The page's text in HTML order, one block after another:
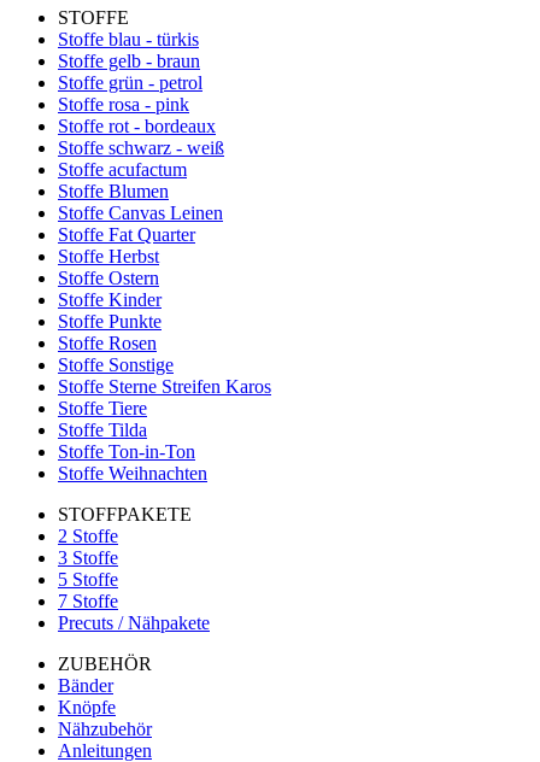
STOFFE
Stoffe blau - türkis
Stoffe gelb - braun
Stoffe grün - petrol
Stoffe rosa - pink
Stoffe rot - bordeaux
Stoffe schwarz - weiß
Stoffe acufactum
Stoffe Blumen
Stoffe Canvas Leinen
Stoffe Fat Quarter
Stoffe Herbst
Stoffe Ostern
Stoffe Kinder
Stoffe Punkte
Stoffe Rosen
Stoffe Sonstige
Stoffe Sterne Streifen Karos
Stoffe Tiere
Stoffe Tilda
Stoffe Ton-in-Ton
Stoffe Weihnachten
STOFFPAKETE
2 Stoffe
3 Stoffe
5 Stoffe
7 Stoffe
Precuts / Nähpakete
ZUBEHÖR
Bänder
Knöpfe
Nähzubehör
Anleitungen